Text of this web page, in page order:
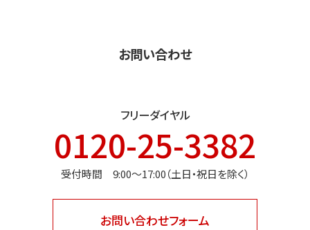
お問い合わせ
フリーダイヤル
0120-25-3382
受付時間 9:00〜17:00（土日・祝日を除く）
お問い合わせフォーム